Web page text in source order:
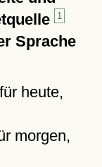
1
Sprache
heute,
morgen,